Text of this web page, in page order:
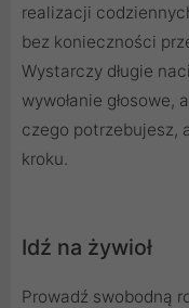
realizacji
bez konieczności
Wystarczy długie
wywołanie głosowe,
czego potrzebujesz,
kroku.
Idź na żywioł
Prowadź swobodną